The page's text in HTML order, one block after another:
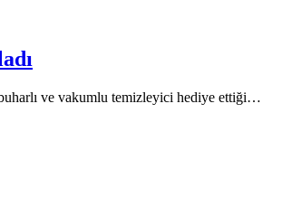
ve vakumlu temizleyici hediye ettiği…